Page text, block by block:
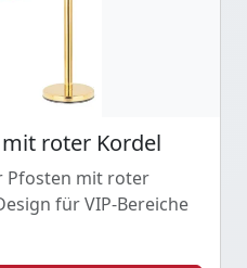
roter Kordel
Pfosten mit roter
für VIP-Bereiche